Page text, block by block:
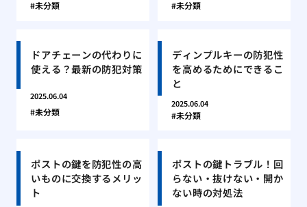
未分類 未分類
ドアチェーンの代わりに
使える？最新の防犯対策
2025.06.04
未分類
ディンプルキーの防犯性
を高めるためにできるこ
と
2025.06.04
未分類
ポストの鍵を防犯性の高
いものに交換するメリッ
ト
ポストの鍵トラブル！回
らない・抜けない・開か
ない時の対処法